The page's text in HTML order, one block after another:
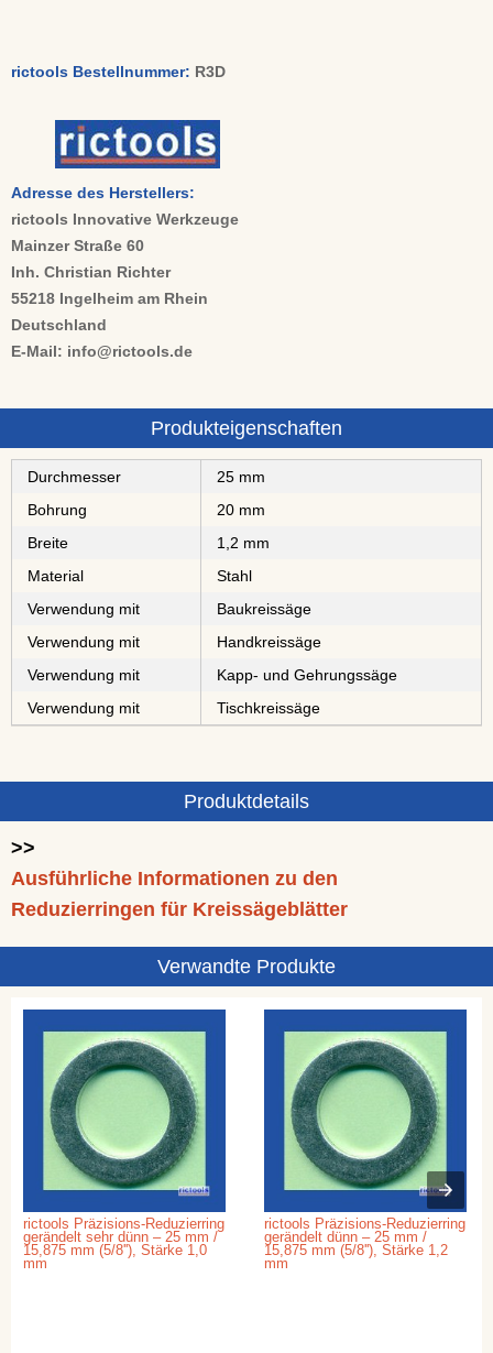
rictools Bestellnummer: R3D
Adresse des Herstellers:
rictools Innovative Werkzeuge
Mainzer Straße 60
Inh. Christian Richter
55218 Ingelheim am Rhein
Deutschland
E-Mail: info@rictools.de
Produkteigenschaften
Durchmesser
25 mm
Bohrung
20 mm
Breite
1,2 mm
Material
Stahl
Verwendung mit
Baukreissäge
Verwendung mit
Handkreissäge
Verwendung mit
Kapp- und Gehrungssäge
Verwendung mit
Tischkreissäge
Produktdetails
>>
Ausführliche Informationen zu den
Reduzierringen für Kreissägeblätter
Verwandte Produkte
rictools Präzisions-Reduzierring
gerändelt sehr dünn – 25 mm /
15,875 mm (5/8''), Stärke 1,0
mm
rictools Präzisions-Reduzierring
gerändelt dünn – 25 mm /
15,875 mm (5/8''), Stärke 1,2
mm